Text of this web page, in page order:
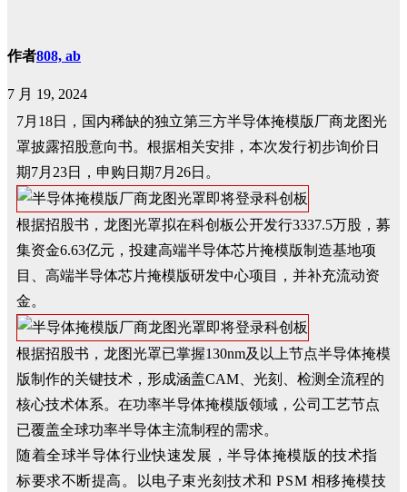
作者808, ab
7 月 19, 2024
7月18日，国内稀缺的独立第三方半导体掩模版厂商龙图光
罩披露招股意向书。根据相关安排，本次发行初步询价日
期7月23日，申购日期7月26日。
根据招股书，龙图光罩拟在科创板公开发行3337.5万股，募
集资金6.63亿元，投建高端半导体芯片掩模版制造基地项
目、高端半导体芯片掩模版研发中心项目，并补充流动资
金。
根据招股书，龙图光罩已掌握130nm及以上节点半导体掩模
版制作的关键技术，形成涵盖CAM、光刻、检测全流程的
核心技术体系。在功率半导体掩模版领域，公司工艺节点
已覆盖全球功率半导体主流制程的需求。
随着全球半导体行业快速发展，半导体掩模版的技术指
标要求不断提高。以电子束光刻技术和 PSM 相移掩模技